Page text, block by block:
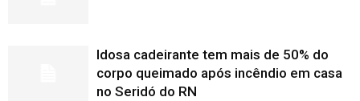
Idosa cadeirante tem mais de 50% do
corpo queimado após incêndio em casa
no Seridó do RN